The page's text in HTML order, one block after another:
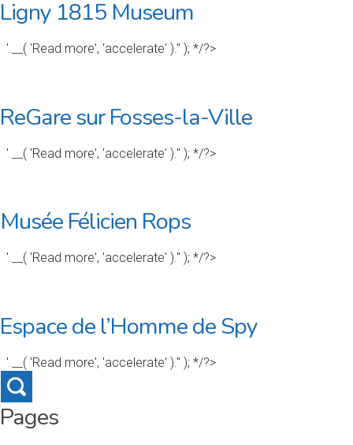
Ligny 1815 Museum
'.__( 'Read more', 'accelerate' ).'' ); */?>
ReGare sur Fosses-la-Ville
'.__( 'Read more', 'accelerate' ).'' ); */?>
Musée Félicien Rops
'.__( 'Read more', 'accelerate' ).'' ); */?>
Espace de l’Homme de Spy
'.__( 'Read more', 'accelerate' ).'' ); */?>
Pages